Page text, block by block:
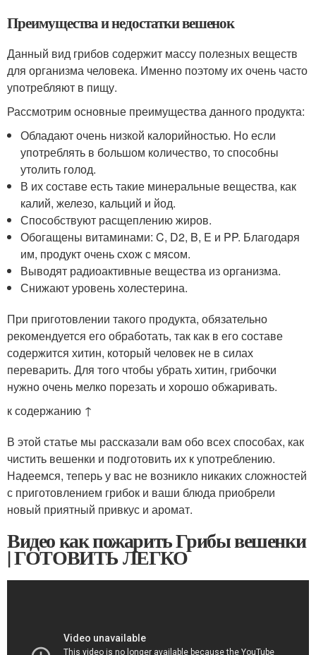
Преимущества и недостатки вешенок
Данный вид грибов содержит массу полезных веществ
для организма человека. Именно поэтому их очень часто
употребляют в пищу.
Рассмотрим основные преимущества данного продукта:
Обладают очень низкой калорийностью. Но если
употреблять в большом количество, то способны
утолить голод.
В их составе есть такие минеральные вещества, как
калий, железо, кальций и йод.
Способствуют расщеплению жиров.
Обогащены витаминами: C, D2, B, E и PP. Благодаря
им, продукт очень схож с мясом.
Выводят радиоактивные вещества из организма.
Снижают уровень холестерина.
При приготовлении такого продукта, обязательно
рекомендуется его обработать, так как в его составе
содержится хитин, который человек не в силах
переварить. Для того чтобы убрать хитин, грибочки
нужно очень мелко порезать и хорошо обжаривать.
к содержанию ↑
В этой статье мы рассказали вам обо всех способах, как
чистить вешенки и подготовить их к употреблению.
Надеемся, теперь у вас не возникло никаких сложностей
с приготовлением грибок и ваши блюда приобрели
новый приятный привкус и аромат.
Видео как пожарить Грибы вешенки
| ГОТОВИТЬ ЛЕГКО